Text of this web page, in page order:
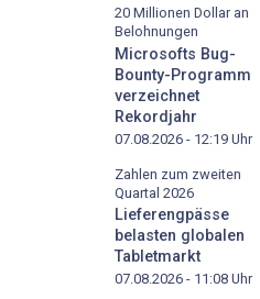
20 Millionen Dollar an
Belohnungen
Microsofts Bug-
Bounty-Programm
verzeichnet
Rekordjahr
07.08.2026 - 12:19 Uhr
Zahlen zum zweiten
Quartal 2026
Lieferengpässe
belasten globalen
Tabletmarkt
07.08.2026 - 11:08 Uhr